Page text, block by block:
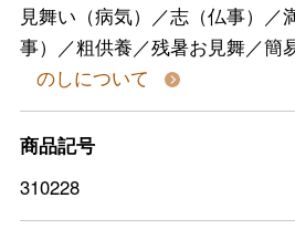
見舞い（病気）／志（仏事）／
事）／粗供養／残暑お見舞／簡
のしについて
商品記号
310228